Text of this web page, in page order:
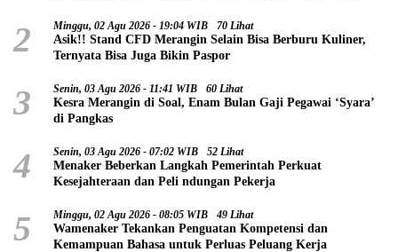
2 Minggu, 02 Agu 2026 - 19:04 WIB 70 Lihat
Asik!! Stand CFD Merangin Selain Bisa Berburu Kuliner,
Ternyata Bisa Juga Bikin Paspor
3 Senin, 03 Agu 2026 - 11:41 WIB 60 Lihat
Kesra Merangin di Soal, Enam Bulan Gaji Pegawai ‘Syara’
di Pangkas
4 Senin, 03 Agu 2026 - 07:02 WIB 52 Lihat
Menaker Beberkan Langkah Pemerintah Perkuat
Kesejahteraan dan Peli ndungan Pekerja
5 Minggu, 02 Agu 2026 - 08:05 WIB 49 Lihat
Wamenaker Tekankan Penguatan Kompetensi dan
Kemampuan Bahasa untuk Perluas Peluang Kerja